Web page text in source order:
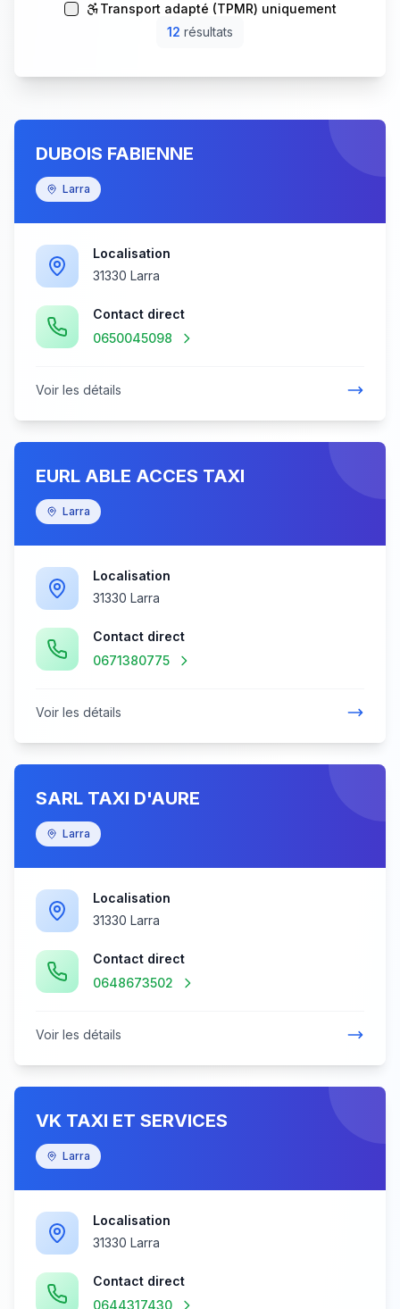
Transport adapté (TPMR) uniquement
12 résultats
DUBOIS FABIENNE
Larra
Localisation
31330 Larra
Contact direct
0650045098
Voir les détails
EURL ABLE ACCES TAXI
Larra
Localisation
31330 Larra
Contact direct
0671380775
Voir les détails
SARL TAXI D'AURE
Larra
Localisation
31330 Larra
Contact direct
0648673502
Voir les détails
VK TAXI ET SERVICES
Larra
Localisation
31330 Larra
Contact direct
0644317430